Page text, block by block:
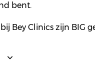
bent.
Bey Clinics zijn BIG